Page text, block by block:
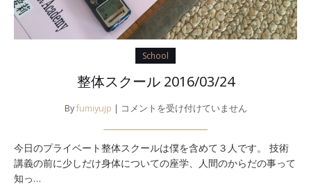
School
整体スクール 2016/03/24
Byfumiyujp | 整
ク
ー
コメントを受け付けていません
今日のプライベート整体スクールは僕を含めて３人です。 技術
講義の前に少しだけ身体についての座学、人間のからだの事って
知っ…